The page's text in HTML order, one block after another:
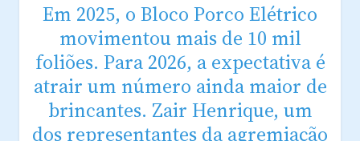
Em 2025, o Bloco Porco Elétrico
movimentou mais de 10 mil
foliões. Para 2026, a expectativa é
atrair um número ainda maior de
brincantes. Zair Henrique, um
dos representantes da agremiação